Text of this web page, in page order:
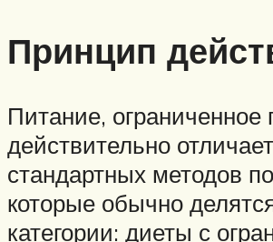
Принцип
Питание, ограниченное
действительно
стандартных методов
которые обычно
категории: диеты с